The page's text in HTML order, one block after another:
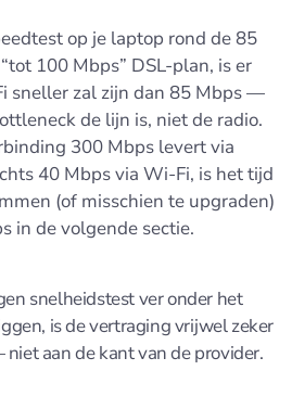
op je laptop rond de 85
100 Mbps” DSL-plan, is er
sneller zal zijn dan 85 Mbps —
de lijn is, niet de radio.
300 Mbps levert via
40 Mbps via Wi-Fi, is het tijd
(of misschien te upgraden)
in de volgende sectie.
snelheidstest ver onder het
is de vertraging vrijwel zeker
aan de kant van de provider.